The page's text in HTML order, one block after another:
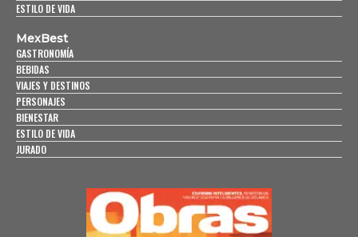
ESTILO DE VIDA
MexBest
GASTRONOMÍA
BEBIDAS
VIAJES Y DESTINOS
PERSONAJES
BIENESTAR
ESTILO DE VIDA
JURADO